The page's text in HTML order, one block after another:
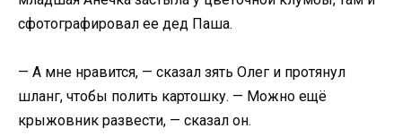
сфотографировал ее дед Паша.
— А мне нравится, — сказал зять Олег и протянул
шланг, чтобы полить картошку. — Можно ещё
крыжовник развести, — сказал он.